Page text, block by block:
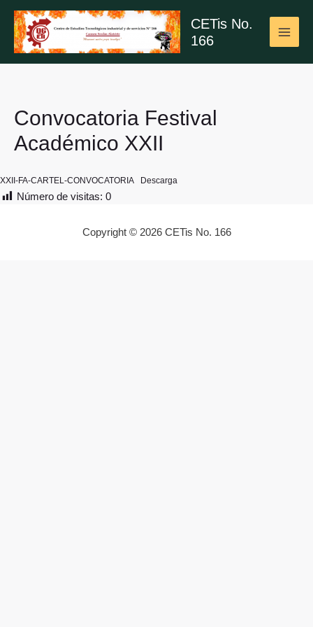
contenido
CETis No.
166
Convocatoria Festival
Académico XXII
XXII-FA-CARTEL-CONVOCATORIA Descarga
Número de visitas: 0
Copyright © 2026 CETis No. 166